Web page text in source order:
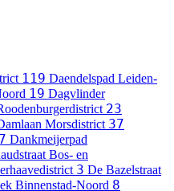
119 Daendelspad Leiden-
19 Dagvlinder
23
Morsdistrict 37
Dankmeijerpad
Bos- en
3 De Bazelstraat
Binnenstad-Noord 8